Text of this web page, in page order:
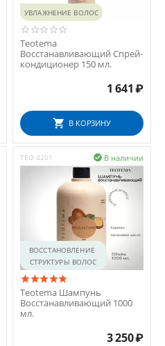
УВЛАЖНЕНИЕ ВОЛОС
Teotema
Восстанавливающий Спрей-
кондиционер 150 мл.
1 641₽
В КОРЗИНУ
TEO 4201 В наличии

ВОССТАНОВЛЕНИЕ
СТРУКТУРЫ ВОЛОС
Teotema Шампунь
Восстанавливающий 1000
мл.
3 250₽